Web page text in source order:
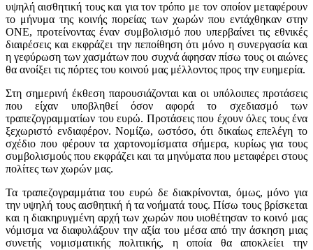
υψηλή αισθητική τους και για τον τρόπο με τον οποίον μεταφέρουν
το μήνυμα της κοινής πορείας των χωρών που εντάχθηκαν στην
ΟΝΕ, προτείνοντας έναν συμβολισμό που υπερβαίνει τις εθνικές
διαιρέσεις και εκφράζει την πεποίθηση ότι μόνο η συνεργασία και
η γεφύρωση των χασμάτων που συχνά άφησαν πίσω τους οι αιώνες
θα ανοίξει τις πόρτες του κοινού μας μέλλοντος προς την ευημερία.
Στη σημερινή έκθεση παρουσιάζονται και οι υπόλοιπες προτάσεις
που είχαν υποβληθεί όσον αφορά το σχεδιασμό των
τραπεζογραμματίων του ευρώ. Προτάσεις που έχουν όλες τους ένα
ξεχωριστό ενδιαφέρον. Νομίζω, ωστόσο, ότι δικαίως επελέγη το
σχέδιο που φέρουν τα χαρτονομίσματα σήμερα, κυρίως για τους
συμβολισμούς που εκφράζει και τα μηνύματα που μεταφέρει στους
πολίτες των χωρών μας.
Τα τραπεζογραμμάτια του ευρώ δε διακρίνονται, όμως, μόνο για
την υψηλή τους αισθητική ή τα νοήματά τους. Πίσω τους βρίσκεται
και η διακηρυγμένη αρχή των χωρών που υιοθέτησαν το κοινό μας
νόμισμα να διαφυλάξουν την αξία του μέσα από την άσκηση μιας
συνετής νομισματικής πολιτικής, η οποία θα αποκλείει την